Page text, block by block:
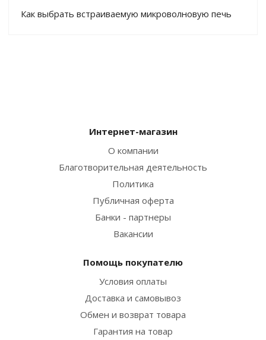
Как выбрать встраиваемую микроволновую печь
Интернет-магазин
О компании
Благотворительная деятельность
Политика
Публичная оферта
Банки - партнеры
Вакансии
Помощь покупателю
Условия оплаты
Доставка и самовывоз
Обмен и возврат товара
Гарантия на товар